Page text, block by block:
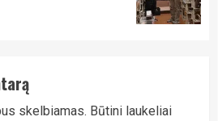
skelbiamas. Būtini laukeliai